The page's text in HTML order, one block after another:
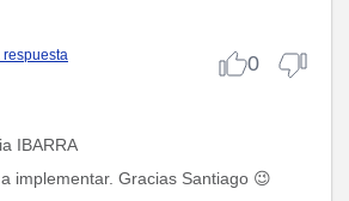
0
IBARRA
implementar. Gracias Santiago 😉